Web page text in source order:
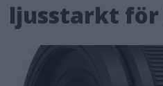
ljusstarkt för